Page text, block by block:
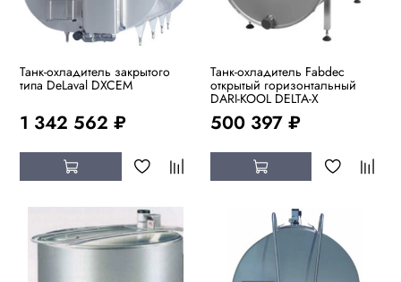
Танк-охладитель закрытого
типа DeLaval DXCEM
1 342 562 ₽
Танк-охладитель Fabdec
открытый горизонтальный
DARI-KOOL DELTA-X
500 397 ₽